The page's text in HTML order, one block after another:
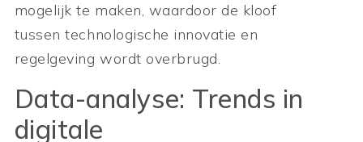
mogelijk te maken, waardoor de kloof
tussen technologische innovatie en
regelgeving wordt overbrugd.
Data-analyse: Trends in
digitale